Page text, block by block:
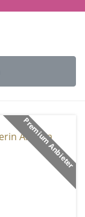
Premium Anbieter